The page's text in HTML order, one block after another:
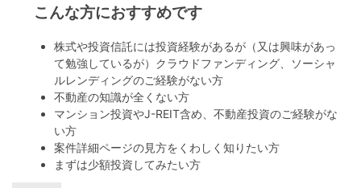
こんな方におすすめです
株式や投資信託には投資経験があるが（又は興味があっ
て勉強しているが）クラウドファンディング、ソーシャ
ルレンディングのご経験がない方
不動産の知識が全くない方
マンション投資やJ-REIT含め、不動産投資のご経験がな
い方
案件詳細ページの見方をくわしく知りたい方
まずは少額投資してみたい方